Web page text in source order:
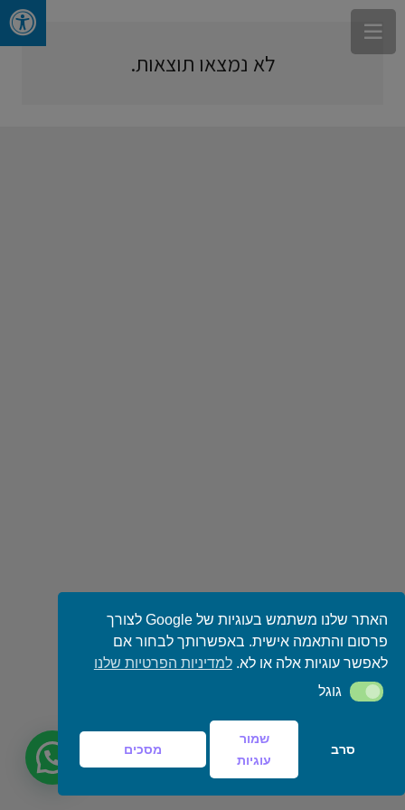
לא נמצאו תוצאות.
האתר שלנו משתמש בעוגיות של Google לצורך
פרסום והתאמה אישית. באפשרותך לבחור אם
לאפשר עוגיות אלה או לא.למדיניות הפרטיות שלנו
גוגל
גוגל
סרב
שמור
עוגיות
מסכים